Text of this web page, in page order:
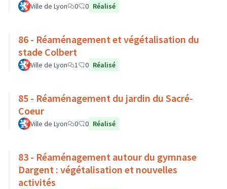
Ville de Lyon 0 0 Réalisé
86 - Réaménagement et végétalisation du
stade Colbert
Ville de Lyon 1 0 Réalisé
85 - Réaménagement du jardin du Sacré-
Coeur
Ville de Lyon 0 0 Réalisé
83 - Réaménagement autour du gymnase
Dargent : végétalisation et nouvelles
activités